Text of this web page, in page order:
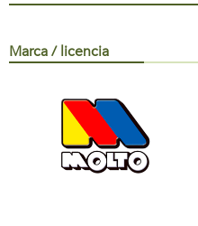
Marca / licencia